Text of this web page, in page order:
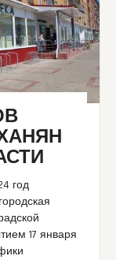
год
17 января